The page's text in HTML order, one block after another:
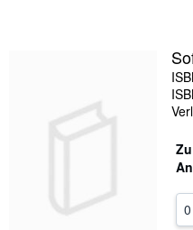
Verkäufer werden